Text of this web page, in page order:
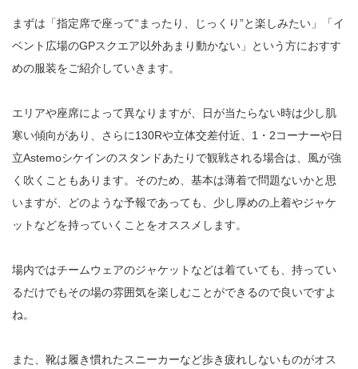
まずは「指定席で座って“まったり、じっくり”と楽しみたい」「イ
ベント広場のGPスクエア以外あまり動かない」という方におすす
めの服装をご紹介していきます。
エリアや座席によって異なりますが、日が当たらない時は少し肌
寒い傾向があり、さらに130Rや立体交差付近、1・2コーナーや日
立Astemoシケインのスタンドあたりで観戦される場合は、風が強
く吹くこともあります。そのため、基本は薄着で問題ないかと思
いますが、どのような予報であっても、少し厚めの上着やジャケ
ットなどを持っていくことをオススメします。
場内ではチームウェアのジャケットなどは着ていても、持ってい
るだけでもその場の雰囲気を楽しむことができるので良いですよ
ね。
また、靴は履き慣れたスニーカーなど歩き疲れしないものがオス